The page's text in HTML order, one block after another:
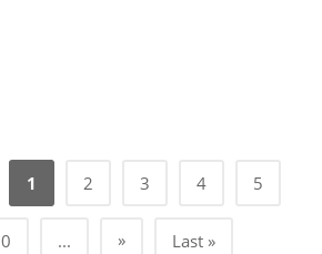
1 2 3 4 5
... » Last »